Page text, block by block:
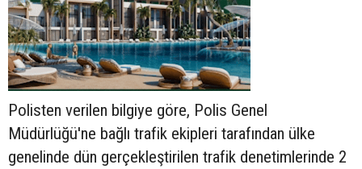
Polisten verilen bilgiye göre, Polis Genel
Müdürlüğü'ne bağlı trafik ekipleri tarafından ülke
genelinde dün gerçekleştirilen trafik denetimlerinde 2